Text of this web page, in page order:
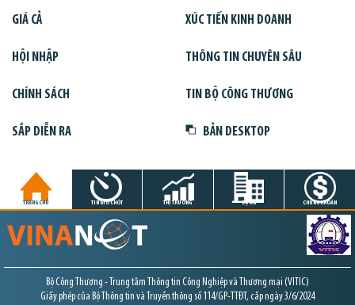
GIÁ CẢ XÚC TIẾN KINH DOANH
HỘI NHẬP THÔNG TIN CHUYÊN SÂU
CHÍNH SÁCH TIN BỘ CÔNG THƯƠNG
SẮP DIỄN RA BẢN DESKTOP
TRANG CHỦ TIN GIỜ CHÓT THỊ TRƯỜNG DỰ ÁN CHỨNG KHOÁN
Bộ Công Thương - Trung tâm Thông tin Công Nghiệp và Thương mại (VITIC)
Giấy phép của Bộ Thông tin và Truyền thông số 114/GP-TTĐT, cấp ngày 3/6/2024